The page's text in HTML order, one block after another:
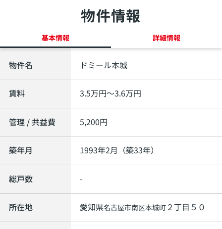
物件情報
基本情報 詳細情報
物件名 ドミール本城
賃料 3.5万円～3.6万円
管理 / 共益費 5,200円
築年月 1993年2月（築33年）
総戸数 -
所在地 愛知県名古屋市南区本城町 ２丁目５０